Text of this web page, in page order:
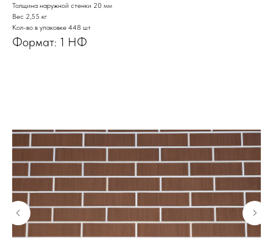
Толщина наружной стенки 20 мм
Вес 2,55 кг
Кол-во в упаковке 448 шт
Формат: 1 НФ